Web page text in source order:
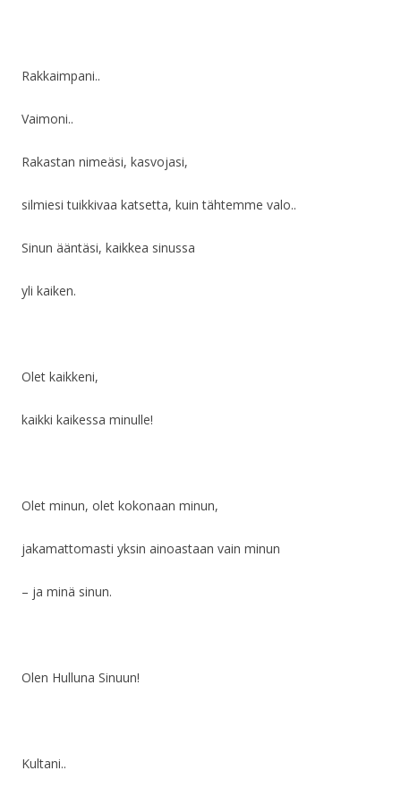
Rakkaimpani..
Vaimoni..
Rakastan nimeäsi, kasvojasi,
silmiesi tuikkivaa katsetta, kuin tähtemme valo..
Sinun ääntäsi, kaikkea sinussa
yli kaiken.
Olet kaikkeni,
kaikki kaikessa minulle!
Olet minun, olet kokonaan minun,
jakamattomasti yksin ainoastaan vain minun
– ja minä sinun.
Olen Hulluna Sinuun!
Kultani..